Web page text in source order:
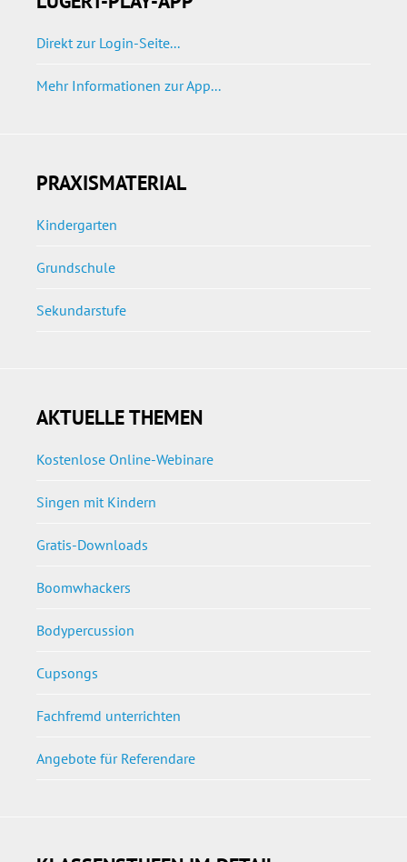
Direkt zur Login-Seite...
Mehr Informationen zur App...
PRAXISMATERIAL
Kindergarten
Grundschule
Sekundarstufe
AKTUELLE THEMEN
Kostenlose Online-Webinare
Singen mit Kindern
Gratis-Downloads
Boomwhackers
Bodypercussion
Cupsongs
Fachfremd unterrichten
Angebote für Referendare